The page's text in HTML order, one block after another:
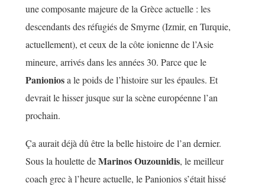
une composante majeure de la Grèce actuelle : les
descendants des réfugiés de Smyrne (Izmir, en Turquie,
actuellement), et ceux de la côte ionienne de l’Asie
mineure, arrivés dans les années 30. Parce que le
Panioniosa le poids de l’histoire sur les épaules. Et
devrait le hisser jusque sur la scène européenne l’an
prochain.
Ça aurait déjà dû être la belle histoire de l’an dernier.
Sous la houlette deMarinos Ouzounidis, le meilleur
coach grec à l’heure actuelle, le Panionios s’était hissé